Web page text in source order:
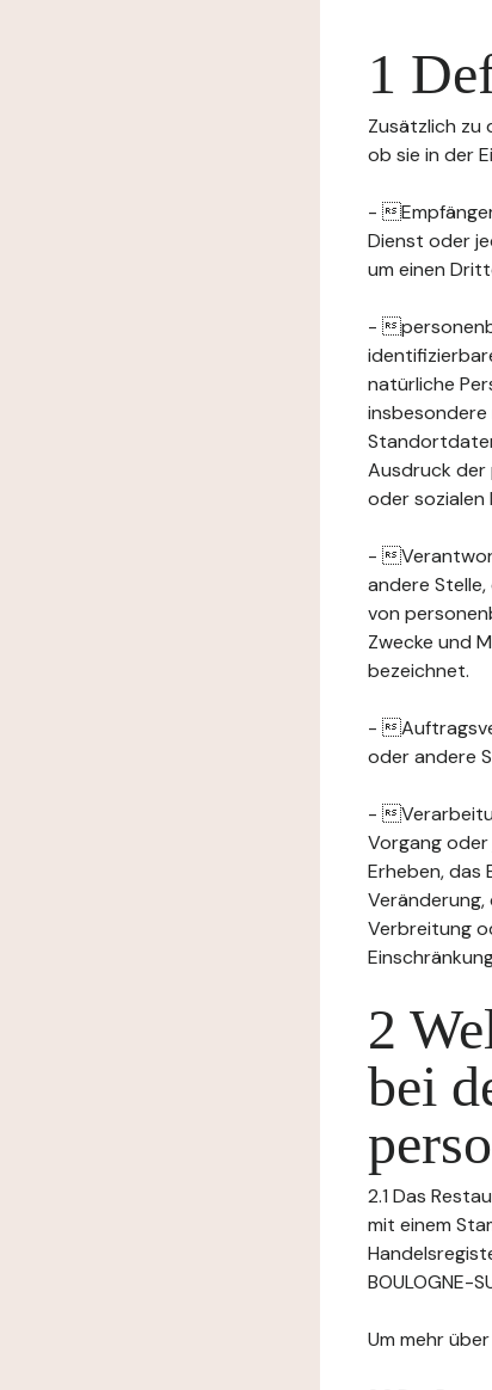
1
Zusätzlich zu
ob sie in der
-
Dienst oder
um einen
-
natürliche
insbesondere
Ausdruck der
oder sozialen
-
andere
von
Zwecke und
bezeichnet.
-
oder andere
-
Vorgang
Erheben, das
Veränderung,
Verbreitung
2
bei
2.1 Das
mit einem
BOULOGNE-
Um mehr